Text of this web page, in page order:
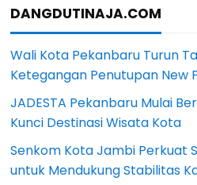
DANGDUTINAJA.COM
Wali Kota Pekanbaru Turun
Ketegangan Penutupan New
JADESTA Pekanbaru Mulai
Kunci Destinasi Wisata Kota
Senkom Kota Jambi Perkuat
untuk Mendukung Stabilitas